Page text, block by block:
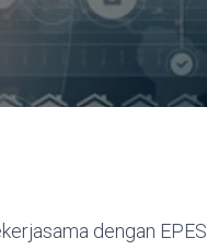
dengan EPES